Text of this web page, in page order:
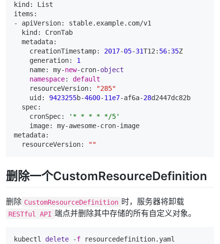
kind: List
items:
- apiVersion: stable.example.com/v1
  kind: CronTab
  metadata:
    creationTimestamp:
2017-05-31T12: 56: 35Z
    generation:
1
    name: my-
new-cron-object
namespace: default
    resourceVersion:
"285"
    uid:
9423255b-4600-11e7-af6a-28d2447dc82b
  spec:
    cronSpec:
'* * * * */5'
    image: my-awesome-cron-image
metadata:
  resourceVersion:
""
删除一个CustomResourceDefinition
删除 CustomResourceDefinition 时，服务器将卸载
RESTful API 端点并删除其中存储的所有自定义对象。
kubectl delete -f resourcedefinition.yaml